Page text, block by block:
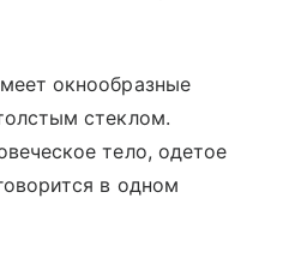
окнообразные
стеклом.
тело, одетое
в одном